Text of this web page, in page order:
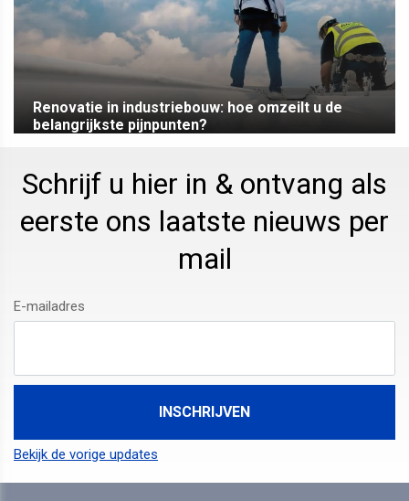
Renovatie in industriebouw: hoe omzeilt u de
belangrijkste pijnpunten?
Schrijf u hier in & ontvang als
eerste ons laatste nieuws per
mail
E-mailadres
Bekijk de vorige updates